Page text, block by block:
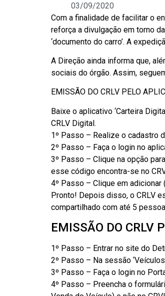
03/09/2020
Com a finalidade de facilitar o
reforça a divulgação em torno
‘documento do carro’. A
A Direção ainda informa que,
sociais do órgão. Assim,
EMISSÃO DO CRLV PELO
Baixe o aplicativo ‘Carteira
CRLV Digital.
1º Passo – Realize o cadastro
2º Passo – Faça o login no
3º Passo – Clique na opção
esse código encontra-se no
4º Passo – Clique em
Pronto! Depois disso, o CRLV
compartilhado com até 5
EMISSÃO DO CRLV
1º Passo – Entrar no site do
2º Passo – Na sessão
3º Passo – Faça o login no
4º Passo – Preencha o